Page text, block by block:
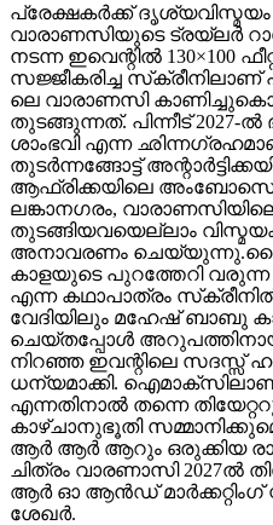
പ്രേക്ഷകർക്ക് ദൃശ്യവിസ്മയം
വാരാണസിയുടെ ട്രയ്ലർ
നടന്ന ഇവെന്റിൽ 130×100
സജ്ജീകരിച്ച സ്‌ക്രീനിലാണ്
ലെ വാരാണസി
തുടങ്ങുന്നത്. പിന്നീട് 2027-
ശാംഭവി എന്ന
തുടര്‍ന്നങ്ങോട്ട്
ആഫ്രിക്കയിലെ
ലങ്കാനഗരം,
തുടങ്ങിയവയെല്ലാം
അനാവരണം
കാളയുടെ പുറത്തേറി
എന്ന കഥാപാത്രം
വേദിയിലും മഹേഷ് ബാബു
ചെയ്തപ്പോൾ
നിറഞ്ഞ ഇവന്റിലെ സദസ്സ്
ധന്യമാക്കി.
എന്നതിനാല്‍ തന്നെ
കാഴ്ചാനുഭൂതി
ആർ ആർ ആറും ഒരുക്കിയ
ചിത്രം വാരണാസി 2027ൽ
ആർ ഓ ആൻഡ് മാർക്കറ്റിംഗ്
ശേഖർ.